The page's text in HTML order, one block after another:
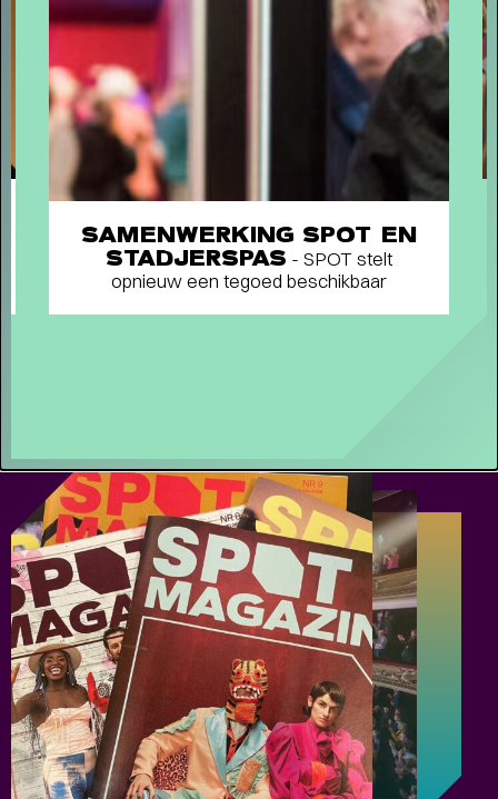
SAMENWERKING SPOT EN
STADJERSPAS - SPOT stelt
opnieuw een tegoed beschikbaar